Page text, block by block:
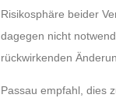
Risikosphäre beider
dagegen nicht
rückwirkenden
Passau empfahl, dies